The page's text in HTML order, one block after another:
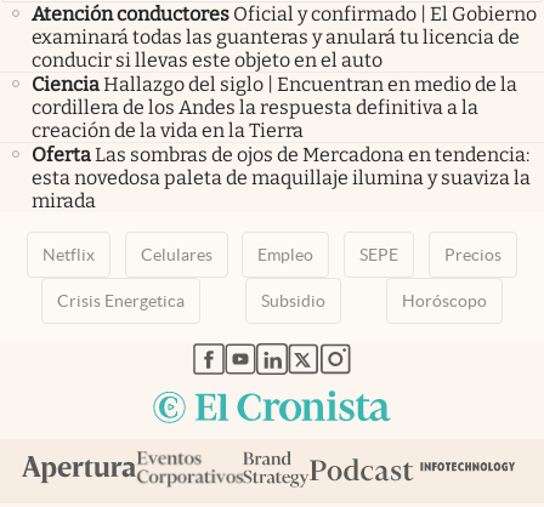
Atención conductores Oficial y confirmado | El Gobierno
examinará todas las guanteras y anulará tu licencia de
conducir si llevas este objeto en el auto
CienciaHallazgo del siglo | Encuentran en medio de la
cordillera de los Andes la respuesta definitiva a la
creación de la vida en la Tierra
OfertaLas sombras de ojos de Mercadona en tendencia:
esta novedosa paleta de maquillaje ilumina y suaviza la
mirada
Netflix Celulares Empleo SEPE Precios
Crisis Energetica Subsidio Horóscopo
abre en nueva pestaña
abre en nueva pestaña
abre en nueva pestaña
abre en nueva pestaña
abre en nueva pestaña